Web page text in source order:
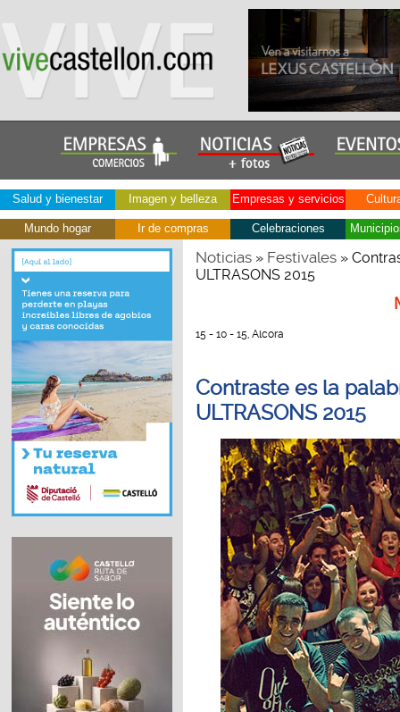
Salud y bienestar Imagen y belleza Empresas y servicios
Mundo hogar Ir de compras Celebraciones
Noticias» Festivales»
ULTRASONS 2015
15 - 10 - 15, Alcora
Contraste es la
ULTRASONS 2015